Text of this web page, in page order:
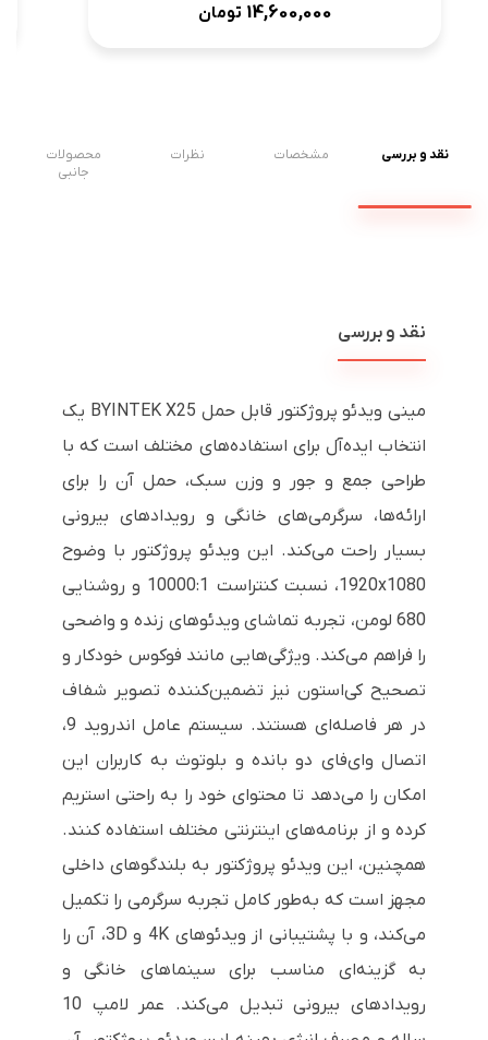
14,600,000 تومان
نقد و بررسی مشخصات نظرات
محصولات
جانبی
نقد و بررسی
مینی ویدئو پروژکتور قابل حمل BYINTEK X25 یک
انتخاب ایده‌آل برای استفاده‌های مختلف است که با
طراحی جمع و جور و وزن سبک، حمل آن را برای
ارائه‌ها، سرگرمی‌های خانگی و رویدادهای بیرونی
بسیار راحت می‌کند. این ویدئو پروژکتور با وضوح
1920x1080، نسبت کنتراست 10000:1 و روشنایی
680 لومن، تجربه تماشای ویدئوهای زنده و واضحی
را فراهم می‌کند. ویژگی‌هایی مانند فوکوس خودکار و
تصحیح کی‌استون نیز تضمین‌کننده تصویر شفاف
در هر فاصله‌ای هستند. سیستم عامل اندروید 9،
اتصال وای‌فای دو بانده و بلوتوث به کاربران این
امکان را می‌دهد تا محتوای خود را به راحتی استریم
کرده و از برنامه‌های اینترنتی مختلف استفاده کنند.
همچنین، این ویدئو پروژکتور به بلندگوهای داخلی
مجهز است که به‌طور کامل تجربه سرگرمی را تکمیل
می‌کند، و با پشتیبانی از ویدئوهای 4K و 3D، آن را
به گزینه‌ای مناسب برای سینماهای خانگی و
رویدادهای بیرونی تبدیل می‌کند. عمر لامپ 10